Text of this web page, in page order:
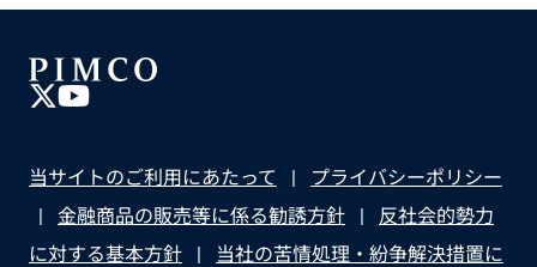
当サイトのご利用にあたって
プライバシーポリシー
金融商品の販売等に係る勧誘方針
反社会的勢力
に対する基本方針
当社の苦情処理・紛争解決措置に